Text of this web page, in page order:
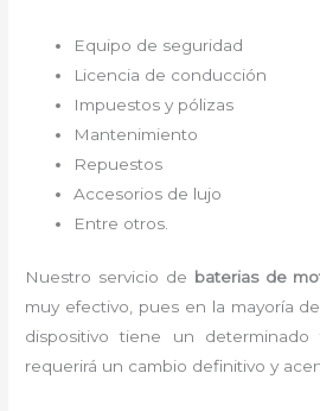
Equipo de seguridad
Licencia de conducción
Impuestos y pólizas
Mantenimiento
Repuestos
Accesorios de lujo
Entre otros.
Nuestro servicio de baterias de
muy efectivo, pues en la mayoría
dispositivo tiene un
requerirá un cambio definitivo y